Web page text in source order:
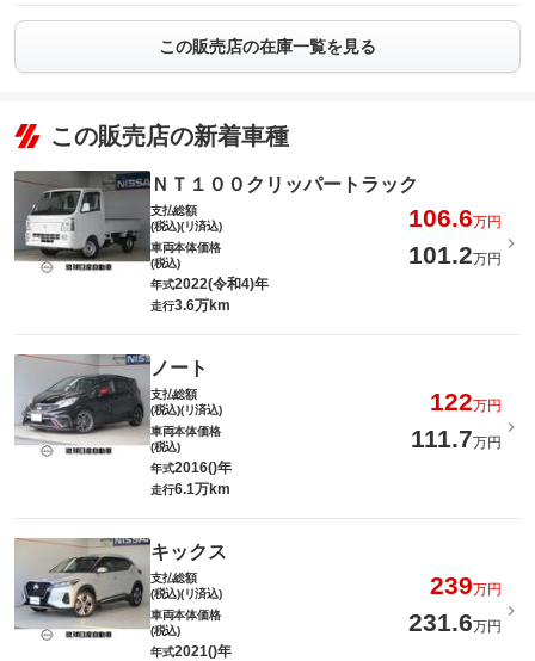
この販売店の在庫一覧を見る
この販売店の新着車種
ＮＴ１００クリッパートラック
支払総額
(税込)(リ済込)
106.6万円
車両本体価格
(税込)
101.2万円
年式2022(令和4)年
走行3.6万km
ノート
支払総額
(税込)(リ済込)
122万円
車両本体価格
(税込)
111.7万円
年式2016()年
走行6.1万km
キックス
支払総額
(税込)(リ済込)
239万円
車両本体価格
(税込)
231.6万円
年式2021()年